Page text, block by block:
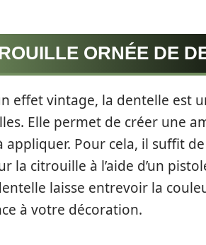
ORNÉE DE
effet vintage, la dentelle est
Elle permet de créer une
appliquer. Pour cela, il suffit
la citrouille à l’aide d’un
laisse entrevoir la
à votre décoration.